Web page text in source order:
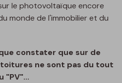
le photovoltaïque encore
monde de l'immobilier et du
constater que sur de
ne sont pas du tout
"PV"...